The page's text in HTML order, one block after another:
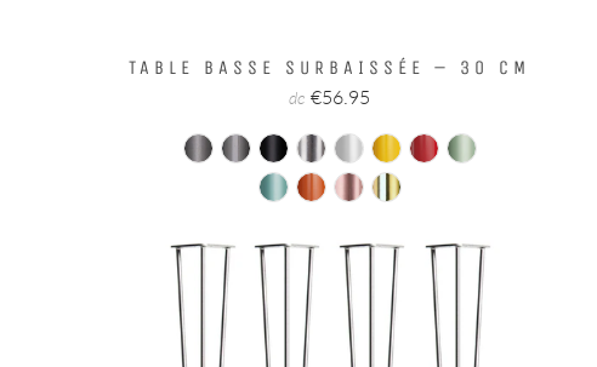
TABLE BASSE SURBAISSÉE – 30 CM
de €56.95